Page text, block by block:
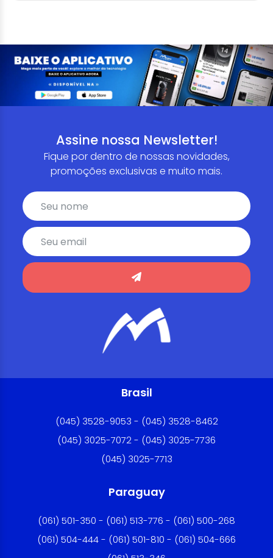
Assine nossa Newsletter!
Fique por dentro de nossas novidades,
promoções exclusivas e muito mais.
Brasil
(045) 3528-9053 - (045) 3528-8462
(045) 3025-7072 - (045) 3025-7736
(045) 3025-7713
Paraguay
(061) 501-350 - (061) 513-776 - (061) 500-268
(061) 504-444 - (061) 501-810 - (061) 504-666